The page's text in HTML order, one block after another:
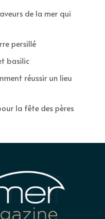
de la mer qui
persillé
basilic
réussir un lieu
la fête des pères